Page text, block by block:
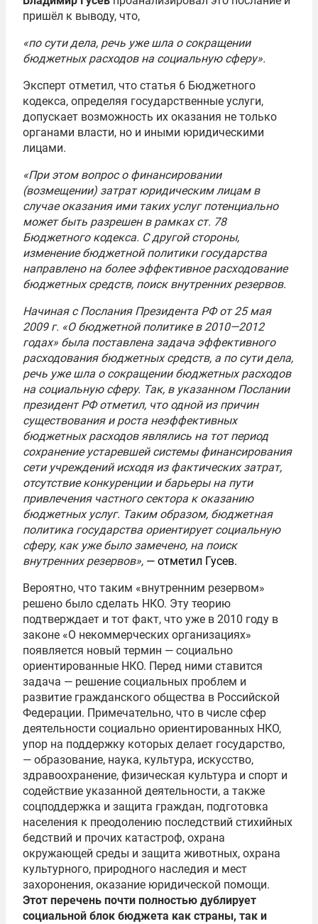
пришёл к выводу, что,
«по сути дела, речь уже шла о сокращении
бюджетных расходов на социальную сферу».
Эксперт отметил, что статья 6 Бюджетного
кодекса, определяя государственные услуги,
допускает возможность их оказания не только
органами власти, но и иными юридическими
лицами.
«При этом вопрос о финансировании
(возмещении) затрат юридическим лицам в
случае оказания ими таких услуг потенциально
может быть разрешен в рамках ст. 78
Бюджетного кодекса. С другой стороны,
изменение бюджетной политики государства
направлено на более эффективное расходование
бюджетных средств, поиск внутренних резервов.
Начиная с Послания Президента РФ от 25 мая
2009 г. «О бюджетной политике в 2010—2012
годах» была поставлена задача эффективного
расходования бюджетных средств, а по сути дела,
речь уже шла о сокращении бюджетных расходов
на социальную сферу. Так, в указанном Послании
президент РФ отметил, что одной из причин
существования и роста неэффективных
бюджетных расходов являлись на тот период
сохранение устаревшей системы финансирования
сети учреждений исходя из фактических затрат,
отсутствие конкуренции и барьеры на пути
привлечения частного сектора к оказанию
бюджетных услуг. Таким образом, бюджетная
политика государства ориентирует социальную
сферу, как уже было замечено, на поиск
внутренних резервов», — отметил Гусев.
Вероятно, что таким «внутренним резервом»
решено было сделать НКО. Эту теорию
подтверждает и тот факт, что уже в 2010 году в
законе «О некоммерческих организациях»
появляется новый термин — социально
ориентированные НКО. Перед ними ставится
задача — решение социальных проблем и
развитие гражданского общества в Российской
Федерации. Примечательно, что в числе сфер
деятельности социально ориентированных НКО,
упор на поддержку которых делает государство,
— образование, наука, культура, искусство,
здравоохранение, физическая культура и спорт и
содействие указанной деятельности, а также
соцподдержка и защита граждан, подготовка
населения к преодолению последствий стихийных
бедствий и прочих катастроф, охрана
окружающей среды и защита животных, охрана
культурного, природного наследия и мест
захоронения, оказание юридической помощи.
Этот перечень почти полностью дублирует
социальной блок бюджета как страны, так и